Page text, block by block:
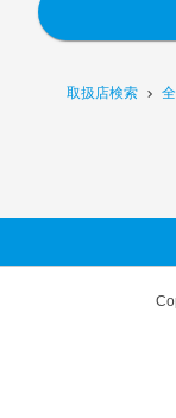
取扱店検索